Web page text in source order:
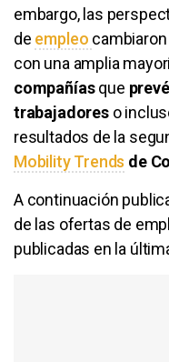
embargo, las
de empleo
con una amplia
compañíasque
trabajadoreso
resultados de la
Mobility Trends de
A continuación
de las ofertas de
publicadas en la